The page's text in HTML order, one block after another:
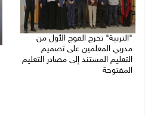
"التربية" تخرج الفوج الأول من
مدربي المعلمين على تصميم
التعليم المستند إلى مصادر التعليم
المفتوحة